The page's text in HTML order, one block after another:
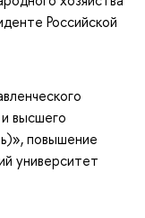
Российской
высшего
, повышение
университет